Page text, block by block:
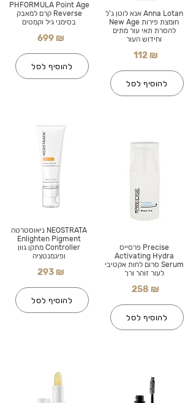
PHFORMULA Point Age
Reverse קרם למאבק
בסימני גיל וקמטים
699 ₪
להוסיף לסל
NEOSTRATA ניאוסטרטה
Enlighten Pigment
Controller מתקן גוון
ופיגמנטציה
293 ₪
להוסיף לסל
Anna Lotan אנא לוטן ג'ל
חומצת פירות New Age
להסרת תאי עור מתים
וחידוש העור
112 ₪
להוסיף לסל
Precise פרסייס
Activating Hydra
Serum סרום לחות אקטיבי
לעור זוהר ורך
258 ₪
להוסיף לסל